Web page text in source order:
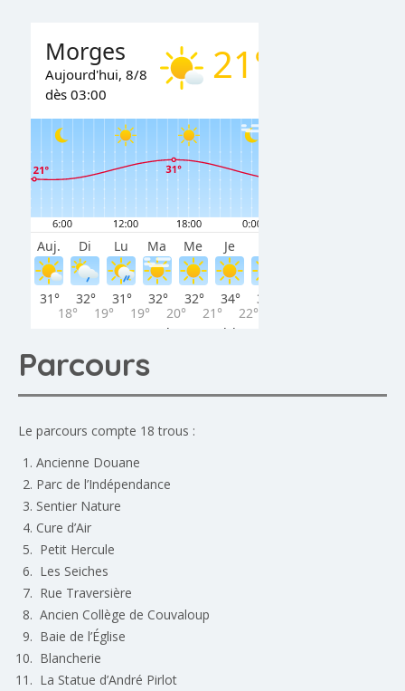
Parcours
Le parcours compte 18 trous :
Ancienne Douane
Parc de l’Indépendance
Sentier Nature
Cure d’Air
Petit Hercule
Les Seiches
Rue Traversière
Ancien Collège de Couvaloup
Baie de l’Église
Blancherie
La Statue d’André Pirlot